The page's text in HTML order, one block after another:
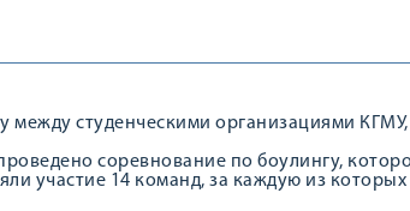
между студенческими организациями
соревнование по боулингу,
участие 14 команд, за каждую из которых